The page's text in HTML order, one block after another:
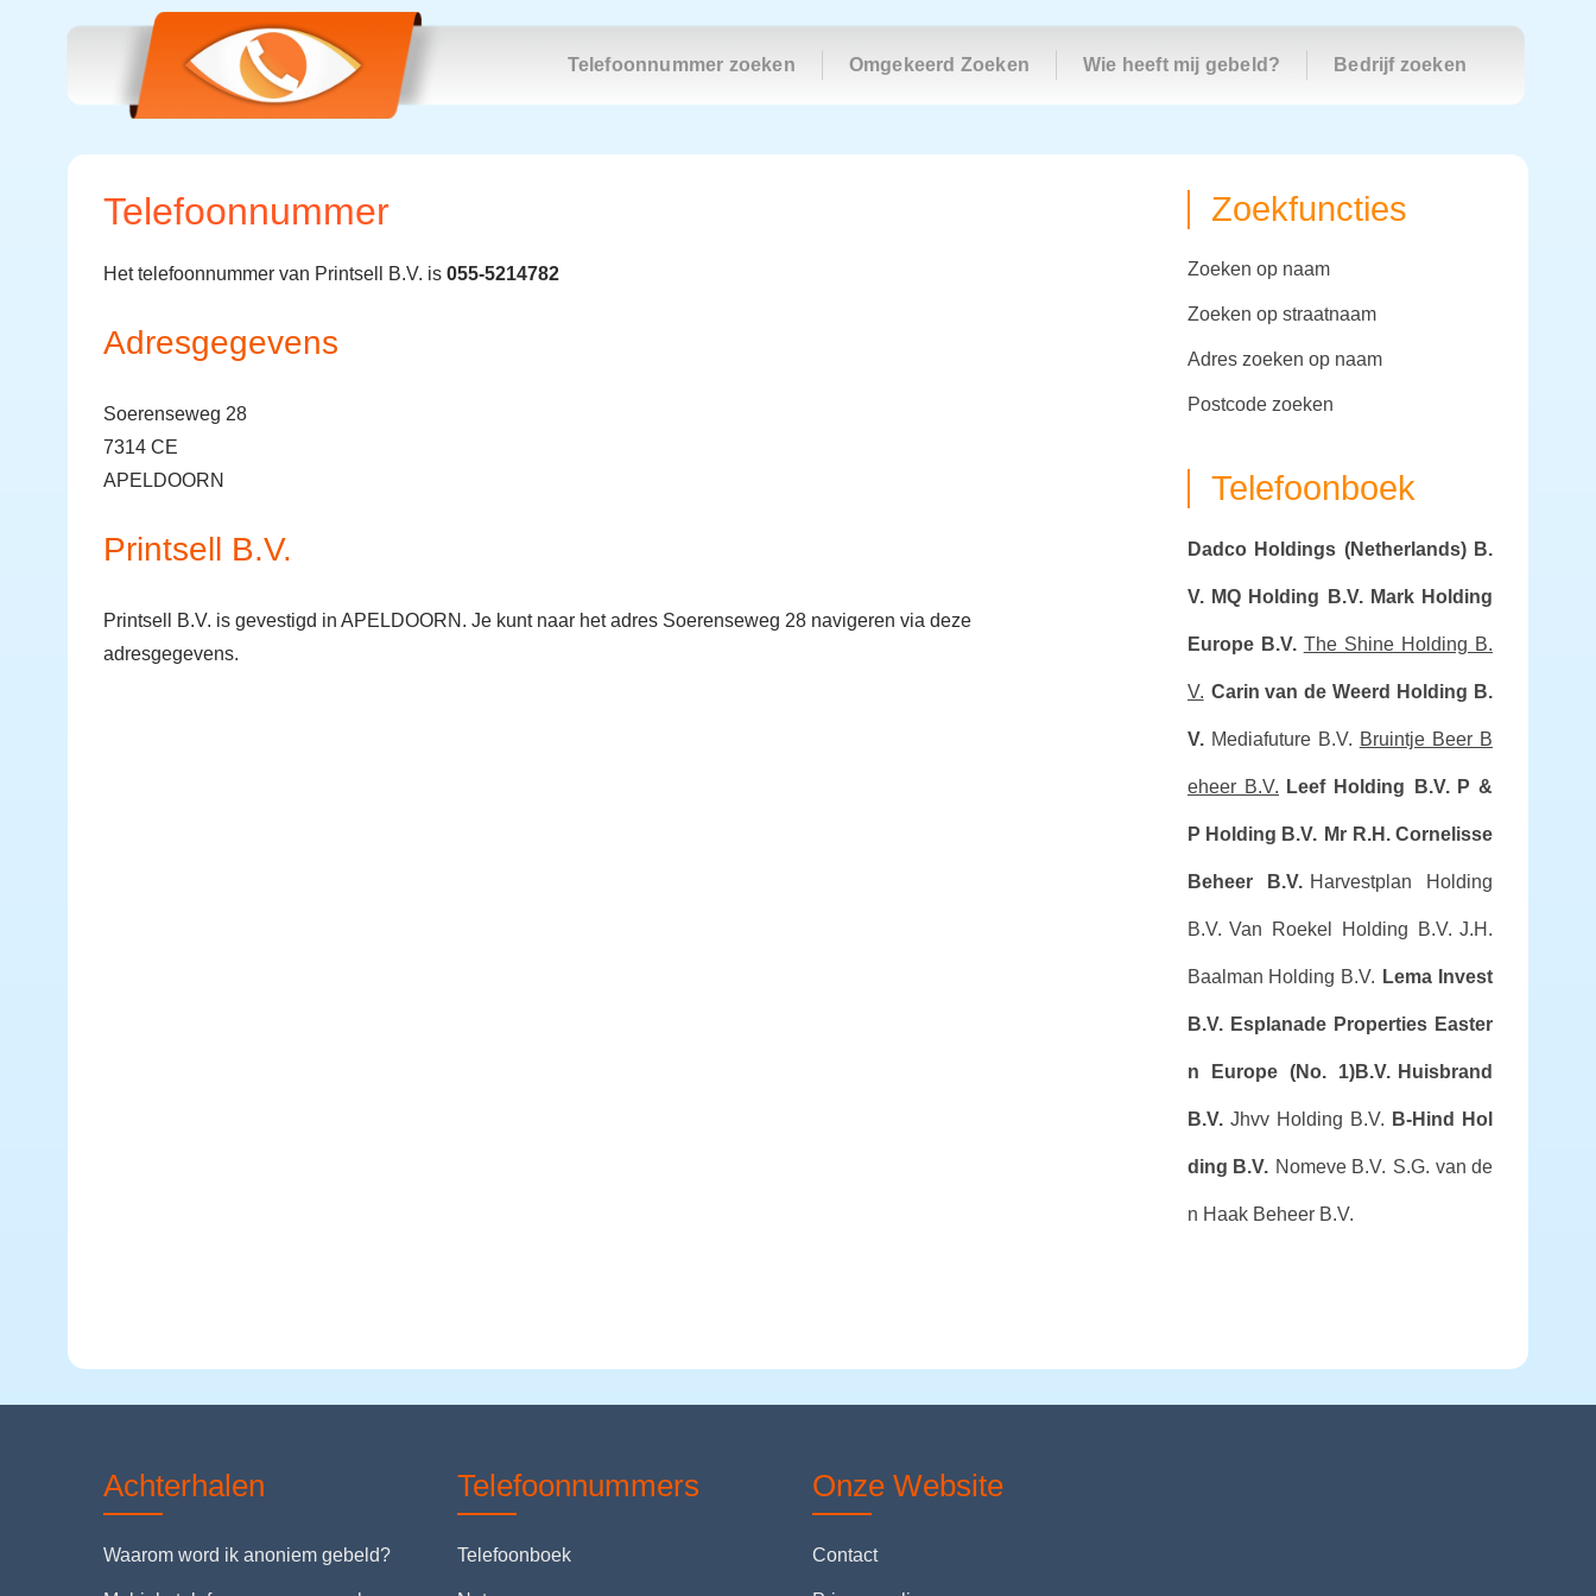
Telefoonnummer zoeken Omgekeerd Zoeken Wie heeft mij gebeld? Bedrijf zoeken
Telefoonnummer
Het telefoonnummer van Printsell B.V. is 055-5214782
Adresgegevens
Soerenseweg 28
7314 CE
APELDOORN
Printsell B.V.
Printsell B.V. is gevestigd in APELDOORN. Je kunt naar het adres Soerenseweg 28 navigeren via deze
adresgegevens.
Zoekfuncties
zoeken op naam
zoeken op straatnaam
adres zoeken op naam
postcode zoeken
Telefoonboek
Dadco Holdings (Netherlands) B.
V. MQ Holding B.V. Mark Holding
Europe B.V. The Shine Holding B.
V. Carin van de Weerd Holding B.
V. Mediafuture B.V. Bruintje Beer B
eheer B.V. Leef Holding B.V. P &
P Holding B.V. Mr R.H. Cornelisse
Beheer B.V. Harvestplan Holding
B.V. Van Roekel Holding B.V. J.H.
Baalman Holding B.V. Lema Invest
B.V. Esplanade Properties Easter
n Europe (No. 1)B.V. Huisbrand
B.V. Jhvv Holding B.V. B-Hind Hol
ding B.V. Nomeve B.V. S.G. van de
n Haak Beheer B.V.
Achterhalen
Waarom word ik anoniem gebeld?
Telefoonnummers
Telefoonboek
Onze Website
Contact